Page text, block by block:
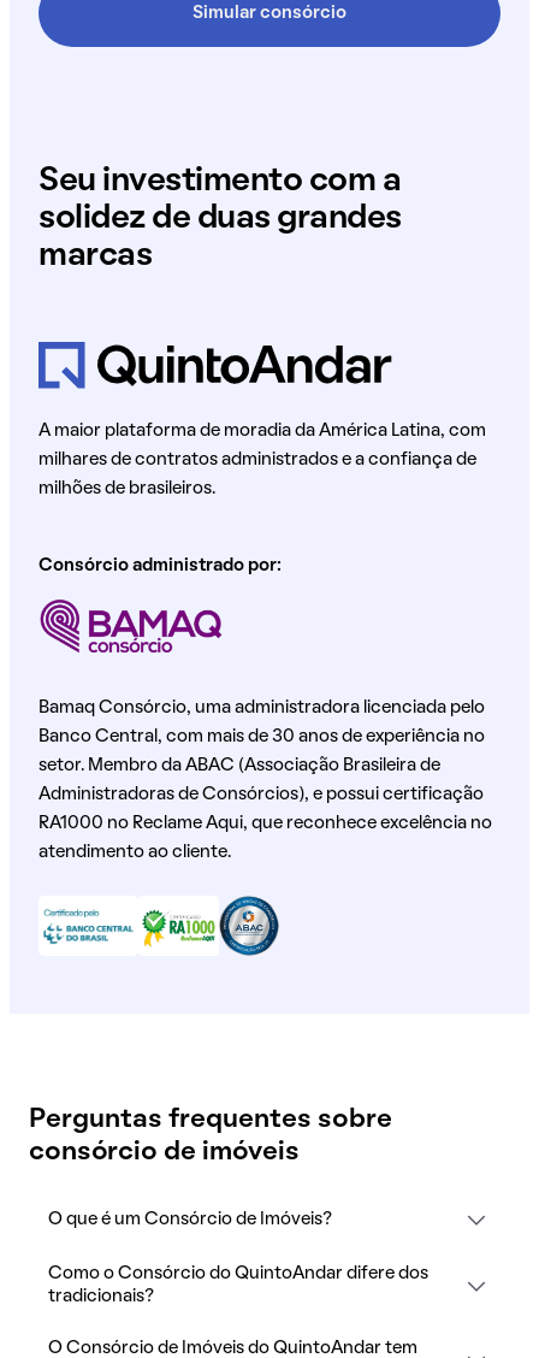
Simular consórcio
Seu investimento com a
solidez de duas grandes
marcas
A maior plataforma de moradia da América Latina, com
milhares de contratos administrados e a confiança de
milhões de brasileiros.
Consórcio administrado por:
Bamaq Consórcio, uma administradora licenciada pelo
Banco Central, com mais de 30 anos de experiência no
setor. Membro da ABAC (Associação Brasileira de
Administradoras de Consórcios), e possui certificação
RA1000 no Reclame Aqui, que reconhece excelência no
atendimento ao cliente.
Perguntas frequentes sobre
consórcio de imóveis
O que é um Consórcio de Imóveis?
Como o Consórcio do QuintoAndar difere dos
tradicionais?
O Consórcio de Imóveis do QuintoAndar tem